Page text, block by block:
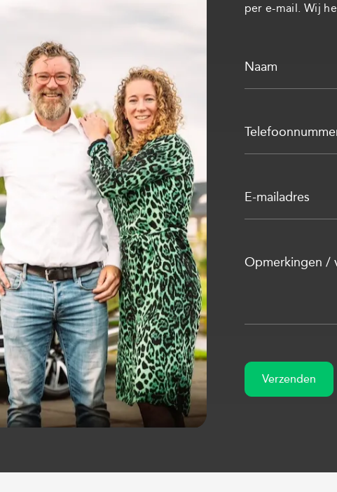
per e-mail. Wij
Naam
E-mailadres
Opmerkingen /
Verzenden